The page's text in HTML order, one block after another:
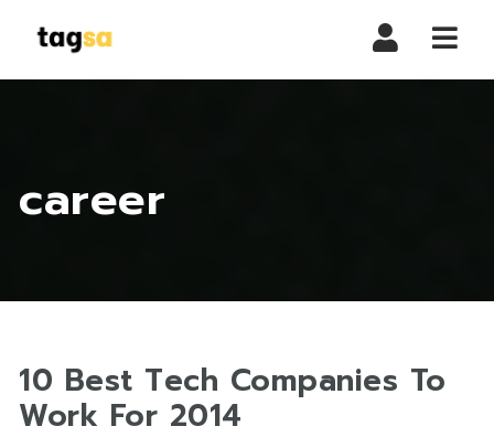
career
10 Best Tech Companies To
Work For 2014